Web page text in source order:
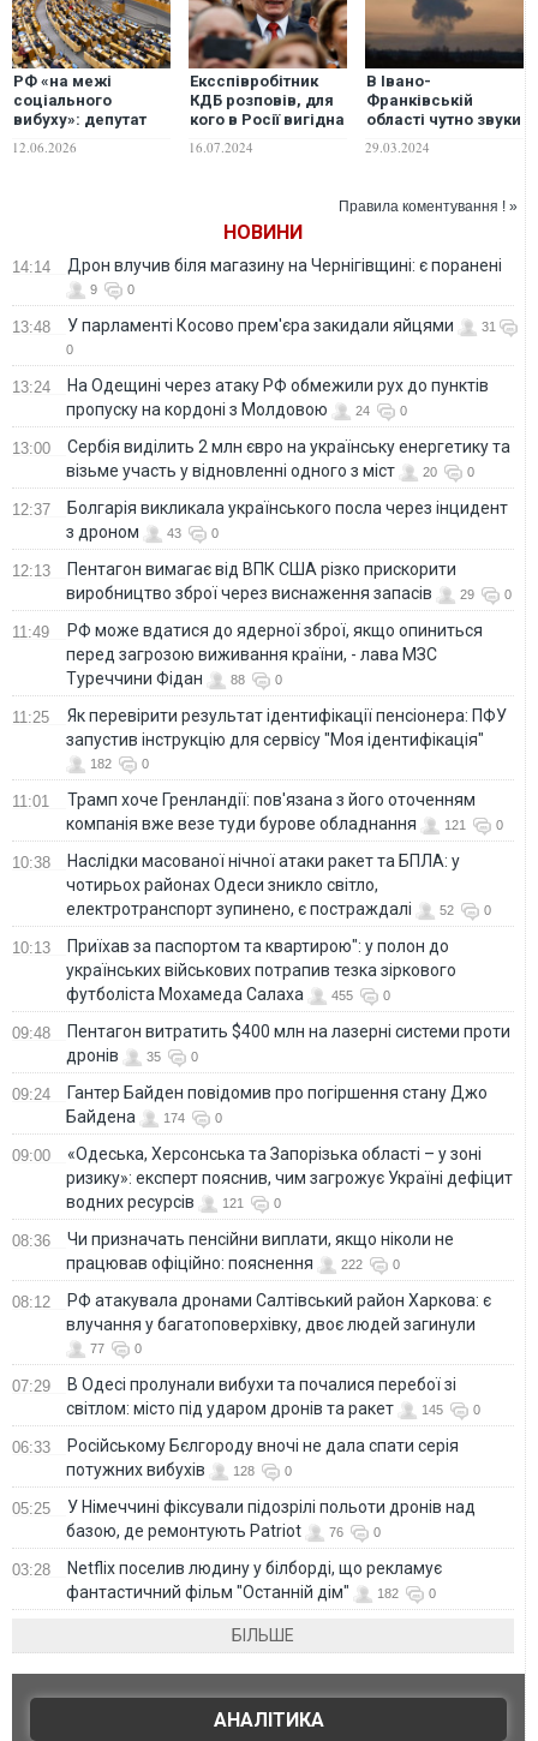
РФ «на межі
соціального
вибуху»: депутат
держдуми заявив,
що потрібен
12.06.2026
Ексспівробітник
КДБ розповів, для
кого в Росії вигідна
війна проти України
та що може
16.07.2024
В Івано-
Франківській
області чутно звуки
вибухів, – ЗМІ
29.03.2024
Правила коментування ! »
НОВИНИ
14:14 Дрон влучив біля магазину на Чернігівщині: є поранені
9 0
13:48 У парламенті Косово прем'єра закидали яйцями
31
0
13:24
На Одещині через атаку РФ обмежили рух до пунктів
пропуску на кордоні з Молдовою
24 0
13:00
Сербія виділить 2 млн євро на українську енергетику та
візьме участь у відновленні одного з міст
20 0
12:37
Болгарія викликала українського посла через інцидент
з дроном
43 0
12:13
Пентагон вимагає від ВПК США різко прискорити
виробництво зброї через виснаження запасів
29 0
11:49
РФ може вдатися до ядерної зброї, якщо опиниться
перед загрозою виживання країни, - лава МЗС
Туреччини Фідан
88 0
11:25
Як перевірити результат ідентифікації пенсіонера: ПФУ
запустив інструкцію для сервісу "Моя ідентифікація"
182 0
11:01
Трамп хоче Гренландії: пов'язана з його оточенням
компанія вже везе туди бурове обладнання
121 0
10:38
Наслідки масованої нічної атаки ракет та БПЛА: у
чотирьох районах Одеси зникло світло,
електротранспорт зупинено, є постраждалі
52 0
10:13
Приїхав за паспортом та квартирою": у полон до
українських військових потрапив тезка зіркового
футболіста Мохамеда Салаха
455 0
09:48
Пентагон витратить $400 млн на лазерні системи проти
дронів
35 0
09:24
Гантер Байден повідомив про погіршення стану Джо
Байдена
174 0
09:00
«Одеська, Херсонська та Запорізька області – у зоні
ризику»: експерт пояснив, чим загрожує Україні дефіцит
водних ресурсів
121 0
08:36
Чи призначать пенсійни виплати, якщо ніколи не
працював офіційно: пояснення
222 0
08:12
РФ атакувала дронами Салтівський район Харкова: є
влучання у багатоповерхівку, двоє людей загинули
77 0
07:29
В Одесі пролунали вибухи та почалися перебої зі
світлом: місто під ударом дронів та ракет
145 0
06:33
Російському Бєлгороду вночі не дала спати серія
потужних вибухів
128 0
05:25
У Німеччині фіксували підозрілі польоти дронів над
базою, де ремонтують Patriot
76 0
03:28
Netflix поселив людину у білборді, що рекламує
фантастичний фільм "Останній дім"
182 0
БІЛЬШЕ
АНАЛІТИКА